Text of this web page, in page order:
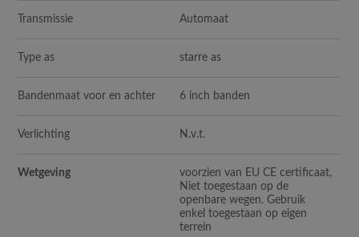
Transmissie Automaat
Type as starre as
Bandenmaat voor en achter 6 inch banden
Verlichting N.v.t.
Wetgeving
voorzien van EU CE certificaat,
Niet toegestaan op de
openbare wegen. Gebruik
enkel toegestaan op eigen
terrein